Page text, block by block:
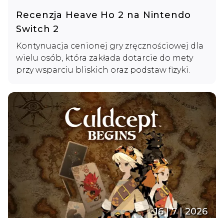
Recenzja Heave Ho 2 na Nintendo
Switch 2
Kontynuacja cenionej gry zręcznościowej dla
wielu osób, która zakłada dotarcie do mety
przy wsparciu bliskich oraz podstaw fizyki.
16 | 7 | 2026